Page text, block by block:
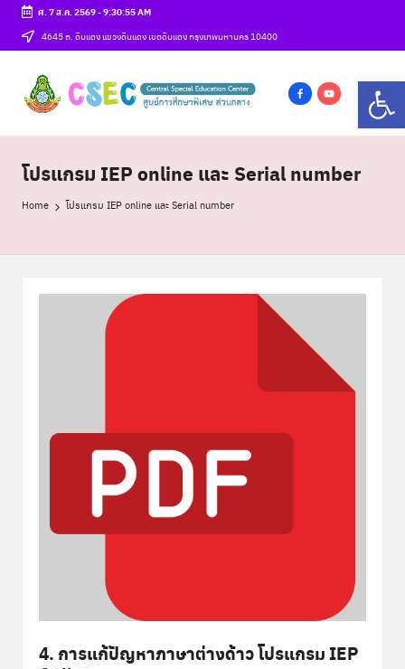
Skip
content
ศ. 7 ส.ค. 2569-9:30:55 AM
4645 ถ. ดินแดง แขวงดินแดง เขตดินแดง กรุงเทพมหานคร 10400
ศู
น
ย์
ก
า
ร
ก
csec
a
e
o
o
t
e
โปรแกรม IEP online และ Serial number
Home โปรแกรม IEP online และ Serial number
4. การแก้ปัญหาภาษาต่างด้าว โปรแกรม IEP